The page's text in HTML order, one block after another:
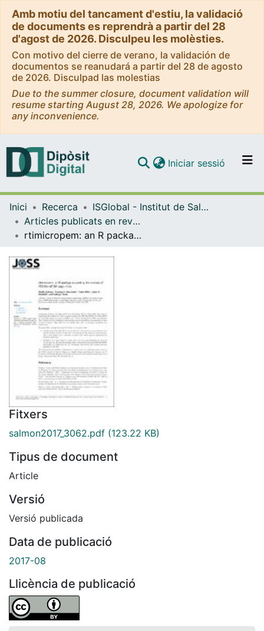
Amb motiu del tancament d'estiu, la validació
de documents es reprendrà a partir del 28
d'agost de 2026. Disculpeu les molèsties.
Con motivo del cierre de verano, la validación de
documentos se reanudará a partir del 28 de agosto
de 2026. Disculpad las molestias
Due to the summer closure, document validation will
resume starting August 28, 2026. We apologize for
any inconvenience.
Navega per tot el DD
Com publicar
Iniciar sessió (current)
Inici Recerca
ISGlobal - Institut de Salut Global de Barcelona
Articles publicats en revistes (ISGlobal)
rtimicropem: an R package supporting the analysis of RTI MicroPEM output files
Fitxers
salmon2017_3062.pdf (123.22 KB)
Tipus de document
Article
Versió
Versió publicada
Data de publicació
2017-08
Llicència de publicació